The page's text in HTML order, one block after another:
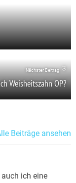
Nächster Beitrag
Weisheitszahn OP?
Beiträge ansehen
auch ich eine